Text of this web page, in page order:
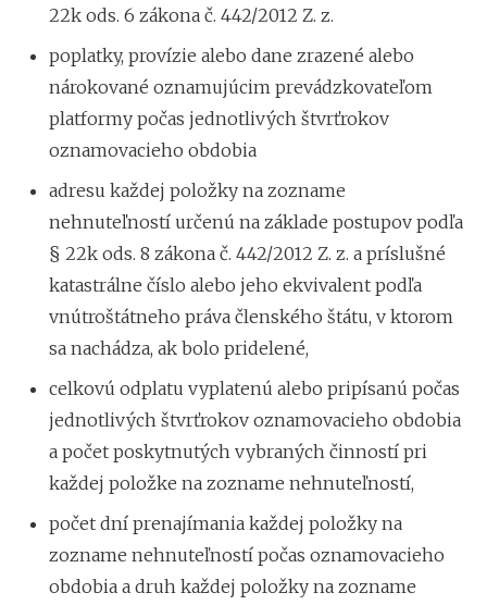
22k ods. 6 zákona č. 442/2012 Z. z.
poplatky, provízie alebo dane zrazené alebo
nárokované oznamujúcim prevádzkovateľom
platformy počas jednotlivých štvrťrokov
oznamovacieho obdobia
adresu každej položky na zozname
nehnuteľností určenú na základe postupov podľa
§ 22k ods. 8 zákona č. 442/2012 Z. z. a príslušné
katastrálne číslo alebo jeho ekvivalent podľa
vnútroštátneho práva členského štátu, v ktorom
sa nachádza, ak bolo pridelené,
celkovú odplatu vyplatenú alebo pripísanú počas
jednotlivých štvrťrokov oznamovacieho obdobia
a počet poskytnutých vybraných činností pri
každej položke na zozname nehnuteľností,
počet dní prenajímania každej položky na
zozname nehnuteľností počas oznamovacieho
obdobia a druh každej položky na zozname